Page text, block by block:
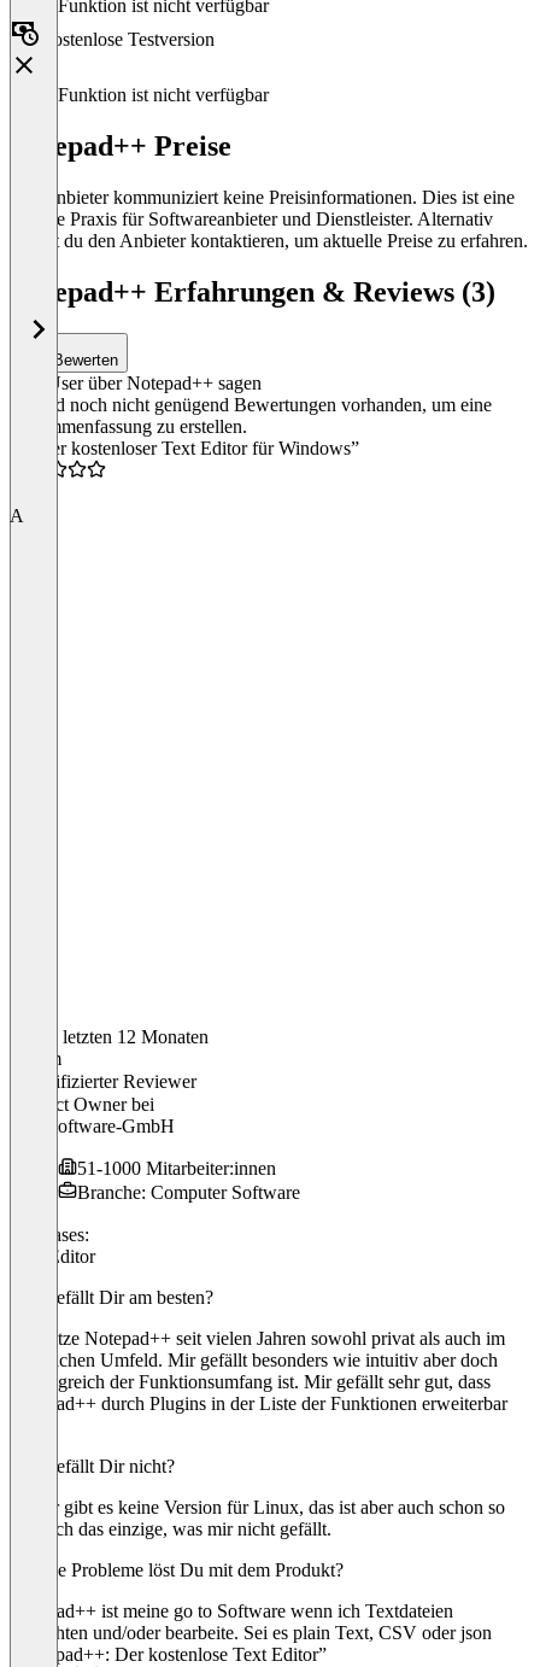
Diese Funktion ist nicht verfügbar
Kostenlose Testversion
Diese Funktion ist nicht verfügbar
Notepad++ Preise
Der Anbieter kommuniziert keine Preisinformationen. Dies ist eine
übliche Praxis für Softwareanbieter und Dienstleister. Alternativ
kannst du den Anbieter kontaktieren, um aktuelle Preise zu erfahren.
Notepad++ Erfahrungen & Reviews (3)
Bewerten
Was User über Notepad++ sagen
Es sind noch nicht genügend Bewertungen vorhanden, um eine
Zusammenfassung zu erstellen.
“Bester kostenloser Text Editor für Windows”
A
In den letzten 12 Monaten
Achim
Verifizierter Reviewer
Product Ownerbei
JTL-Software-GmbH
51-1000 Mitarbeiter:innen
Branche: Computer Software
Use cases:
Text Editor
Was gefällt Dir am besten?
Ich nutze Notepad++ seit vielen Jahren sowohl privat als auch im
beruflichen Umfeld. Mir gefällt besonders wie intuitiv aber doch
umfangreich der Funktionsumfang ist. Mir gefällt sehr gut, dass
Notepad++ durch Plugins in der Liste der Funktionen erweiterbar
Was gefällt Dir nicht?
Leider gibt es keine Version für Linux, das ist aber auch schon so
ziemlich das einzige, was mir nicht gefällt.
Welche Probleme löst Du mit dem Produkt?
Notepad++ ist meine go to Software wenn ich Textdateien
betrachten und/oder bearbeite. Sei es plain Text, CSV oder json
“Notepad++: Der kostenlose Text Editor”